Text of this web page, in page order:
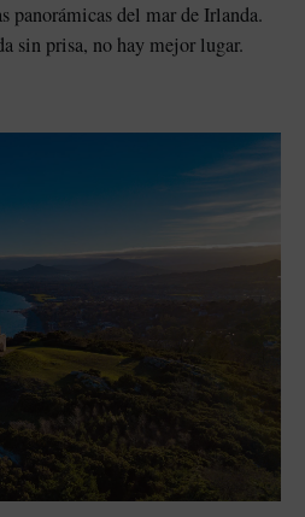
panorámicas del mar de Irlanda.
sin prisa, no hay mejor lugar.